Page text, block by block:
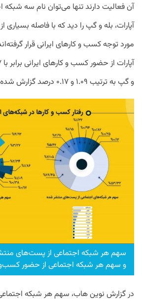
آن فعالیت دارند تنها می‌توان نام سه شبکه
آپارات، بله و گپ را دید که با فاصله بسیاری
مورد توجه کسب ‌و کارهای ایرانی قرار
و گپ به ترتیب ۱.۰۹ و ۰.۱۷ درصد گزارش شده است.
سهم هر شبکه اجتماعی از پست‌های
و سهم هر شبکه اجتماعی از حضور
در گزارش نوین هاب، سهم هر شبکه‌